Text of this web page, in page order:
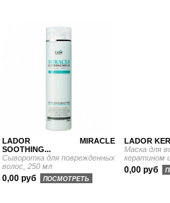
LADOR MIRACLE
SOOTHING...
Сыворотка для поврежденных
волос, 250 мл
0,00 руб ПОСМОТРЕТЬ
LADOR
Маска для
кератином
0,00 руб